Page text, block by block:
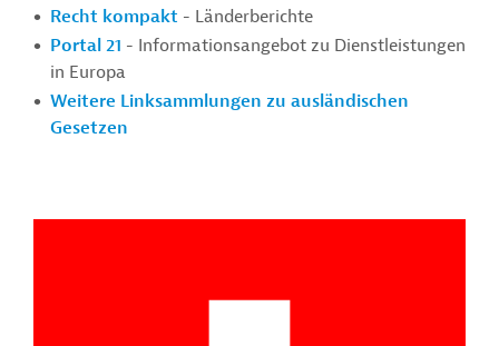
Recht kompakt - Länderberichte
Portal 21 - Informationsangebot zu Dienstleistungen
in Europa
Weitere Linksammlungen zu ausländischen
Gesetzen